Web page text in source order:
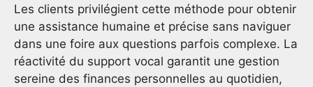
Les clients privilégient cette méthode pour obtenir
une assistance humaine et précise sans naviguer
dans une foire aux questions parfois complexe. La
réactivité du support vocal garantit une gestion
sereine des finances personnelles au quotidien,